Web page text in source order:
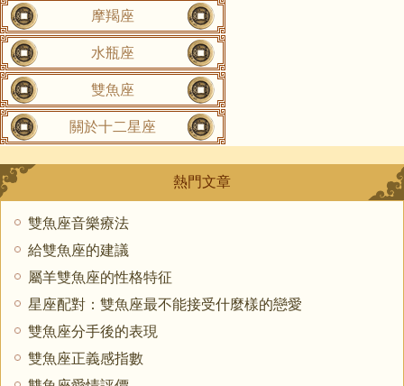
摩羯座
水瓶座
雙魚座
關於十二星座
熱門文章
雙魚座音樂療法
給雙魚座的建議
屬羊雙魚座的性格特征
星座配對：雙魚座最不能接受什麼樣的戀愛
雙魚座分手後的表現
雙魚座正義感指數